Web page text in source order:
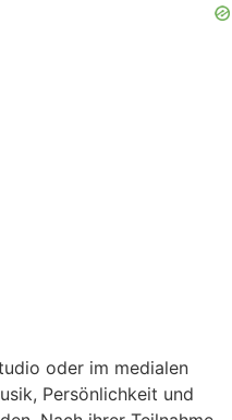
oder im medialen
Persönlichkeit und